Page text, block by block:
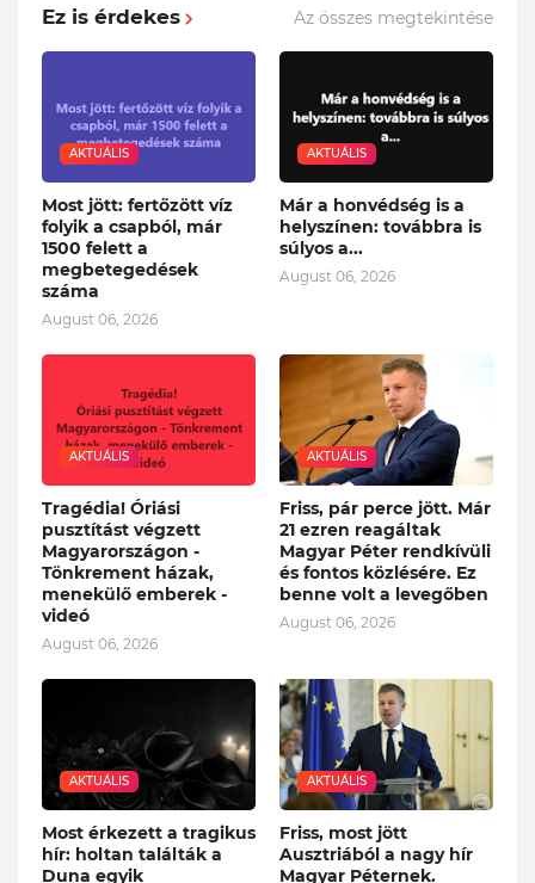
Ez is érdekes Az összes megtekintése
AKTUÁLIS
Most jött: fertőzött víz
folyik a csapból, már
1500 felett a
megbetegedések
száma
August 06, 2026
AKTUÁLIS
Már a honvédség is a
helyszínen: továbbra is
súlyos a...
August 06, 2026
AKTUÁLIS
Tragédia! Óriási
pusztítást végzett
Magyarországon -
Tönkrement házak,
menekülő emberek -
videó
August 06, 2026
AKTUÁLIS
Friss, pár perce jött. Már
21 ezren reagáltak
Magyar Péter rendkívüli
és fontos közlésére. Ez
benne volt a levegőben
August 06, 2026
AKTUÁLIS
Most érkezett a tragikus
hír: holtan találták a
Duna egyik
AKTUÁLIS
Friss, most jött
Ausztriából a nagy hír
Magyar Péternek.